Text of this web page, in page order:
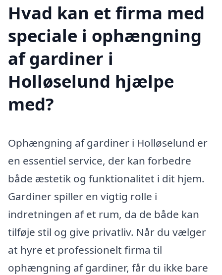
Hvad kan et firma med
speciale i ophængning
af gardiner i
Holløselund hjælpe
med?
Ophængning af gardiner i Holløselund er
en essentiel service, der kan forbedre
både æstetik og funktionalitet i dit hjem.
Gardiner spiller en vigtig rolle i
indretningen af et rum, da de både kan
tilføje stil og give privatliv. Når du vælger
at hyre et professionelt firma til
ophængning af gardiner, får du ikke bare